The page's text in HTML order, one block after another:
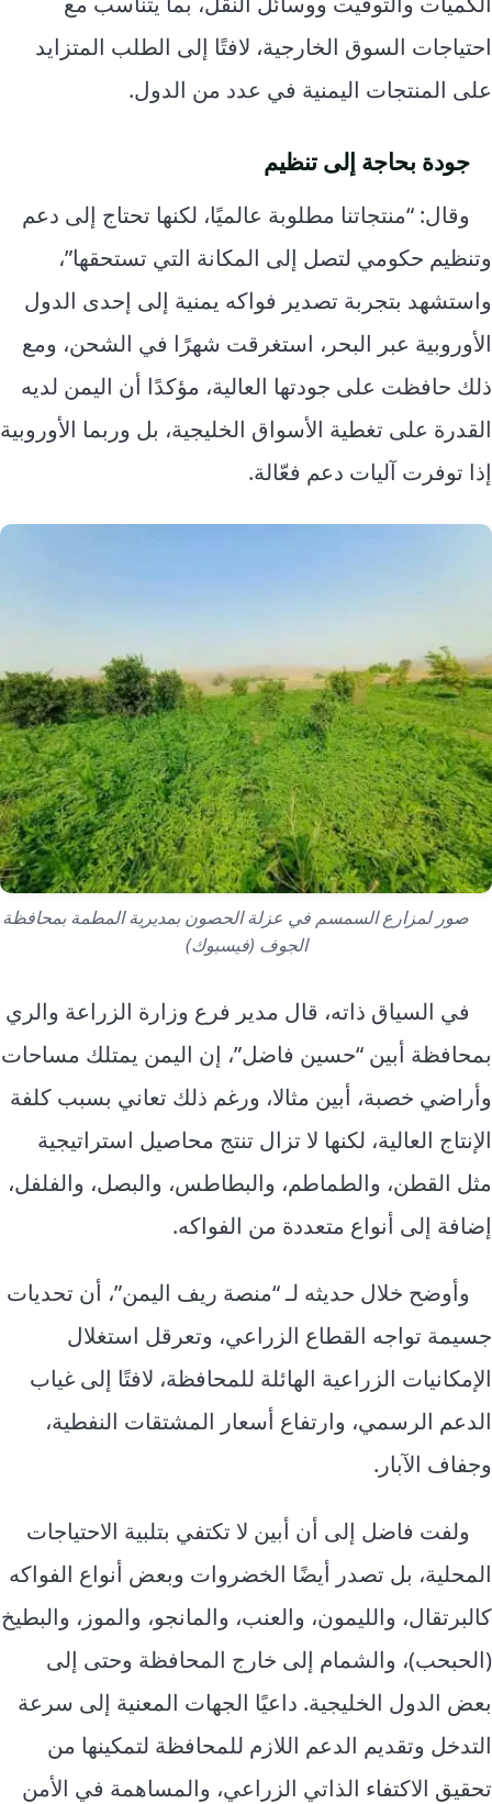
احتياجات السوق الخارجية، لافتًا إلى الطلب المتزايد
على المنتجات اليمنية في عدد من الدول.
جودة بحاجة إلى تنظيم
وقال: “منتجاتنا مطلوبة عالميًا، لكنها تحتاج إلى دعم
وتنظيم حكومي لتصل إلى المكانة التي تستحقها”،
واستشهد بتجربة تصدير فواكه يمنية إلى إحدى الدول
الأوروبية عبر البحر، استغرقت شهرًا في الشحن، ومع
ذلك حافظت على جودتها العالية، مؤكدًا أن اليمن لديه
القدرة على تغطية الأسواق الخليجية، بل وربما الأوروبية
إذا توفرت آليات دعم فعّالة.
صور لمزارع السمسم في عزلة الحصون بمديرية المطمة بمحافظة
الجوف (فيسبوك)
في السياق ذاته، قال مدير فرع وزارة الزراعة والري
بمحافظة أبين “حسين فاضل”، إن اليمن يمتلك مساحات
وأراضي خصبة، أبين مثالا، ورغم ذلك تعاني بسبب كلفة
الإنتاج العالية، لكنها لا تزال تنتج محاصيل استراتيجية
مثل القطن، والطماطم، والبطاطس، والبصل، والفلفل،
إضافة إلى أنواع متعددة من الفواكه.
وأوضح خلال حديثه لـ “منصة ريف اليمن”، أن تحديات
جسيمة تواجه القطاع الزراعي، وتعرقل استغلال
الإمكانيات الزراعية الهائلة للمحافظة، لافتًا إلى غياب
الدعم الرسمي، وارتفاع أسعار المشتقات النفطية،
وجفاف الآبار.
ولفت فاضل إلى أن أبين لا تكتفي بتلبية الاحتياجات
المحلية، بل تصدر أيضًا الخضروات وبعض أنواع الفواكه
كالبرتقال، والليمون، والعنب، والمانجو، والموز، والبطيخ
(الحبحب)، والشمام إلى خارج المحافظة وحتى إلى
بعض الدول الخليجية. داعيًا الجهات المعنية إلى سرعة
التدخل وتقديم الدعم اللازم للمحافظة لتمكينها من
تحقيق الاكتفاء الذاتي الزراعي، والمساهمة في الأمن